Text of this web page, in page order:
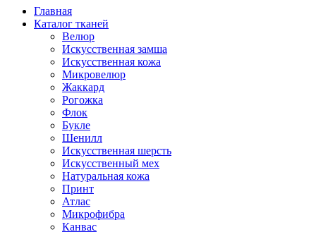
Главная
Каталог тканей
Велюр
Искусственная замша
Искусственная кожа
Микровелюр
Жаккард
Рогожка
Флок
Букле
Шенилл
Искусственная шерсть
Искусственный мех
Натуральная кожа
Принт
Атлас
Микрофибра
Канвас